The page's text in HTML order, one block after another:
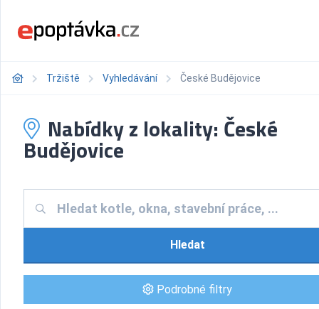
Tržiště Vyhledávání České Budějovice
Nabídky z lokality: České
Budějovice
Hledat
Podrobné filtry